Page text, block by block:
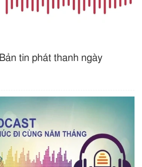
Bản tin phát thanh ngày